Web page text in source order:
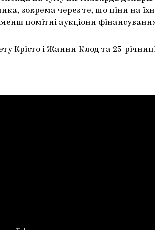
зокрема через те, що ціни на
помітні аукціони
Крісто і Жанни-Клод та 25-